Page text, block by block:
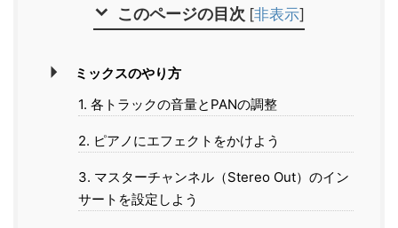
このページの目次 [非表示]
ミックスのやり方
1. 各トラックの音量とPANの調整
2. ピアノにエフェクトをかけよう
3. マスターチャンネル（Stereo Out）のイン
サートを設定しよう